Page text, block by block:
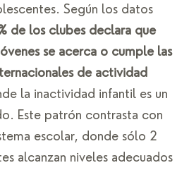
Según los datos
de los clubes declara que
se acerca o cumple las
de actividad
la inactividad infantil es un
Este patrón contrasta con
escolar, donde sólo 2
alcanzan niveles adecuados